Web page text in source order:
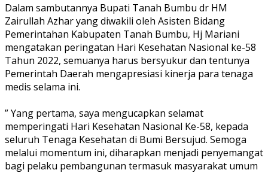
Dalam sambutannya Bupati Tanah Bumbu dr HM
Zairullah Azhar yang diwakili oleh Asisten Bidang
Pemerintahan Kabupaten Tanah Bumbu, Hj Mariani
mengatakan peringatan Hari Kesehatan Nasional ke-58
Tahun 2022, semuanya harus bersyukur dan tentunya
Pemerintah Daerah mengapresiasi kinerja para tenaga
medis selama ini.
” Yang pertama, saya mengucapkan selamat
memperingati Hari Kesehatan Nasional Ke-58, kepada
seluruh Tenaga Kesehatan di Bumi Bersujud. Semoga
melalui momentum ini, diharapkan menjadi penyemangat
bagi pelaku pembangunan termasuk masyarakat umum